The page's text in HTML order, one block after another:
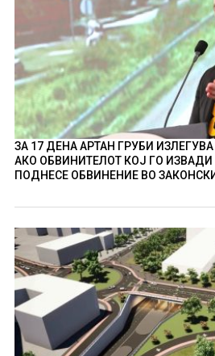
ЗА 17 ДЕНА АРТАН ГРУБИ
АКО ОБВИНИТЕЛОТ КОЈ ГО
ПОДНЕСЕ ОБВИНЕНИЕ ВО